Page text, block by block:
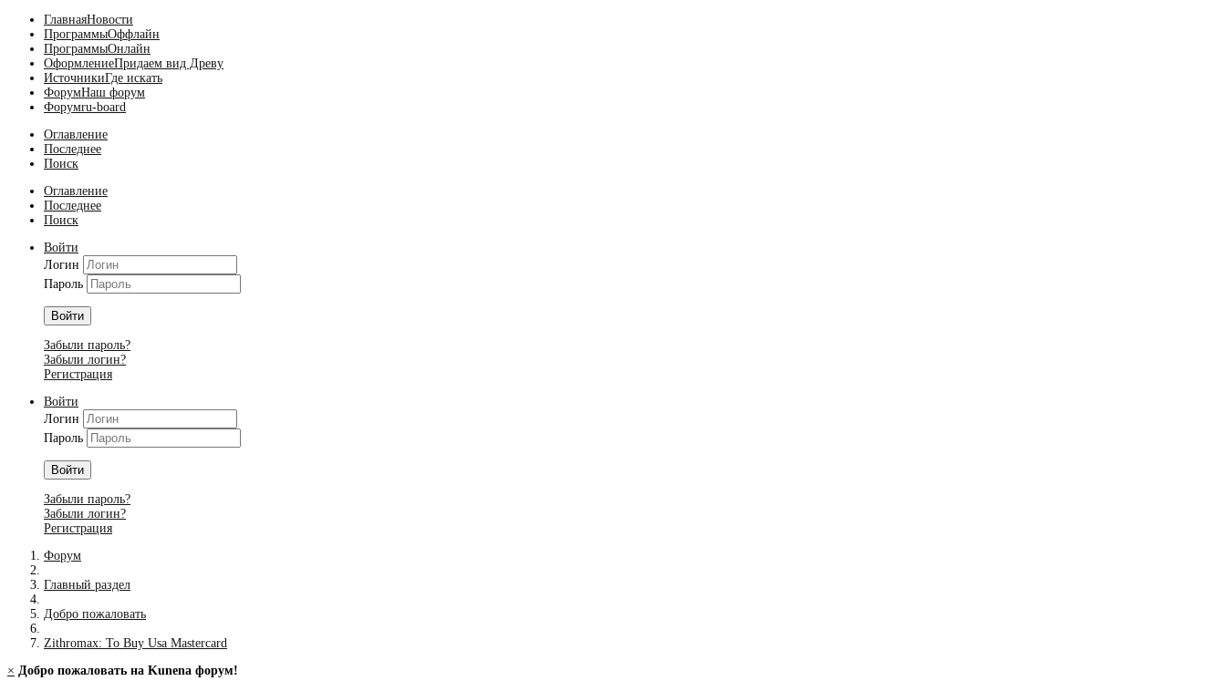
ГлавнаяНовости
ПрограммыОффлайн
ПрограммыОнлайн
ОформлениеПридаем вид Древу
ИсточникиГде искать
ФорумНаш форум
Форумru-board
Оглавление
Последнее
Поиск
Оглавление
Последнее
Поиск
Войти
Логин
Пароль
Войти
Забыли пароль?
Забыли логин?
Регистрация
Войти
Логин
Пароль
Войти
Забыли пароль?
Забыли логин?
Регистрация
Форум
Главный раздел
Добро пожаловать
Zithromax: To Buy Usa Mastercard
× Добро пожаловать на Kunena форум!